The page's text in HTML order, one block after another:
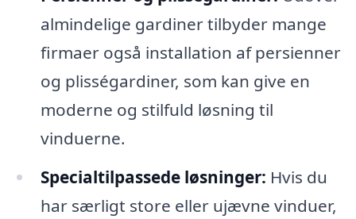
almindelige gardiner tilbyder mange
firmaer også installation af persienner
og plisségardiner, som kan give en
moderne og stilfuld løsning til
vinduerne.
Specialtilpassede løsninger: Hvis du
har særligt store eller ujævne vinduer,